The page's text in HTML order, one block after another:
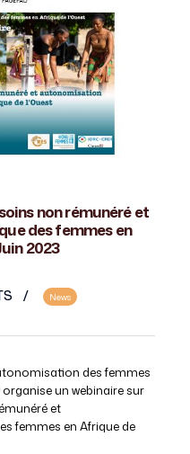
non rémunéré et
des femmes en
2023
News
des femmes
organise un webinaire sur
et
femmes en Afrique de